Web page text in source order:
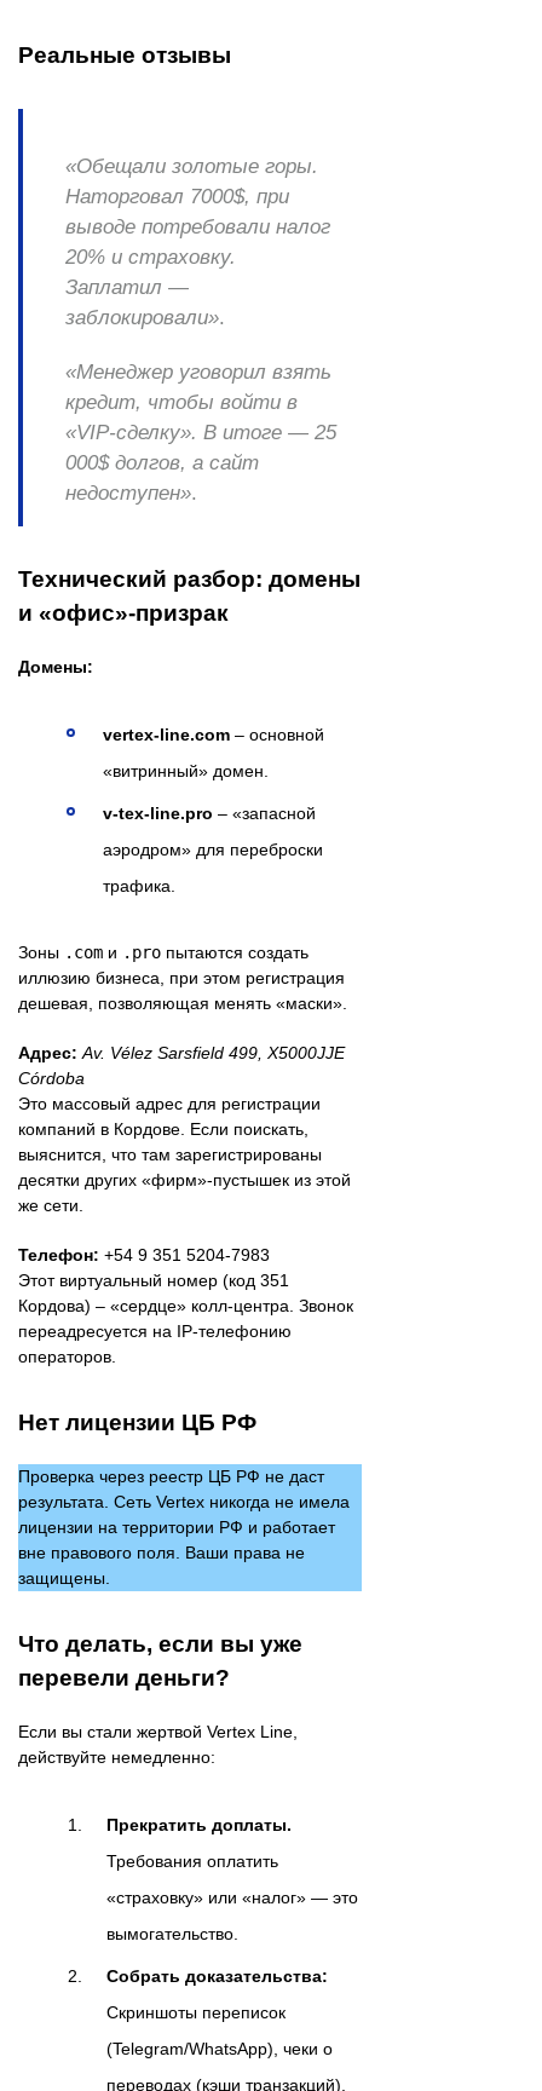
Реальные отзывы
«Обещали золотые горы.
Наторговал 7000$, при
выводе потребовали налог
20% и страховку.
Заплатил —
заблокировали».
«Менеджер уговорил взять
кредит, чтобы войти в
«VIP-сделку». В итоге — 25
000$ долгов, а сайт
недоступен».
Технический разбор: домены
и «офис»-призрак
Домены:
vertex-line.com – основной
«витринный» домен.
v-tex-line.pro – «запасной
аэродром» для переброски
трафика.
Зоны .com и .pro пытаются создать
иллюзию бизнеса, при этом регистрация
дешевая, позволяющая менять «маски».
Адрес: Av. Vélez Sarsfield 499, X5000JJE
Córdoba
Это массовый адрес для регистрации
компаний в Кордове. Если поискать,
выяснится, что там зарегистрированы
десятки других «фирм»-пустышек из этой
же сети.
Телефон: +54 9 351 5204-7983
Этот виртуальный номер (код 351
Кордова) – «сердце» колл-центра. Звонок
переадресуется на IP-телефонию
операторов.
Нет лицензии ЦБ РФ
Проверка через реестр ЦБ РФ не даст
результата. Сеть Vertex никогда не имела
лицензии на территории РФ и работает
вне правового поля. Ваши права не
защищены.
Что делать, если вы уже
перевели деньги?
Если вы стали жертвой Vertex Line,
действуйте немедленно:
Прекратить доплаты.
Требования оплатить
«страховку» или «налог» — это
вымогательство.
Собрать доказательства:
Скриншоты переписок
(Telegram/WhatsApp), чеки о
переводах (кэши транзакций),